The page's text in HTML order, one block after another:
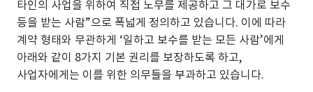
타인의 사업을 위하여 직접 노무를 제공하고 그 대가로 보수
등을 받는 사람”으로 폭넓게 정의하고 있습니다. 이에 따라
계약 형태와 무관하게 ‘일하고 보수를 받는 모든 사람’에게
아래와 같이 8가지 기본 권리를 보장하도록 하고,
사업자에게는 이를 위한 의무들을 부과하고 있습니다.